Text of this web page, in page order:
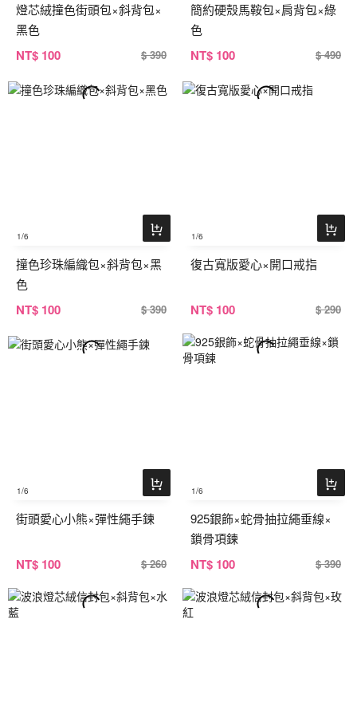
燈芯絨撞色街頭包×斜背包×
黑色
NT$ 100 $ 390
簡約硬殼馬鞍包×肩背包×綠
色
NT$ 100 $ 490
1/6
撞色珍珠編織包×斜背包×黑
色
NT$ 100 $ 390
1/6
復古寬版愛心×開口戒指
NT$ 100 $ 290
1/6
街頭愛心小熊×彈性繩手鍊
NT$ 100 $ 260
1/6
925銀飾×蛇骨抽拉繩垂線×
鎖骨項鍊
NT$ 100 $ 390